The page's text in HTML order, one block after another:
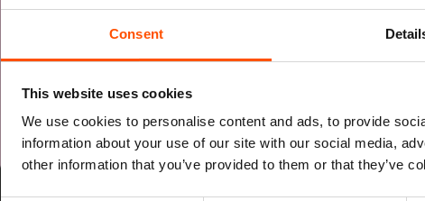
Consent
This website uses cookies
We use cookies to personalise content and ads, to provide
information about your use of our site with our social media,
other information that you’ve provided to them or that they’ve
TONEEL Schrijf je in voor de
Theater en ontvang alle